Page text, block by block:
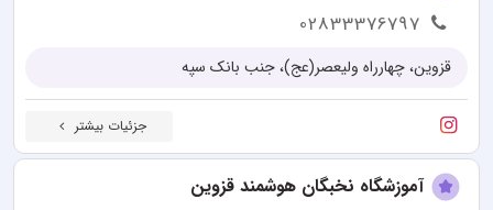
02833376797
قزوین، چهارراه ولیعصر(عج)، جنب بانک سپه
جزئیات بیشتر
آموزشگاه نخبگان هوشمند قزوین